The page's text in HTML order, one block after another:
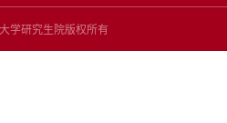
学研究生院版权所有